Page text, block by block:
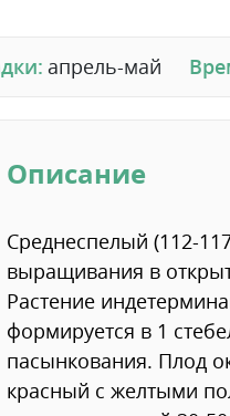
апрель-май
Описание
Среднеспелый (112-
выращивания в
Растение
формируется в 1
пасынкования. Плод
красный с желтыми